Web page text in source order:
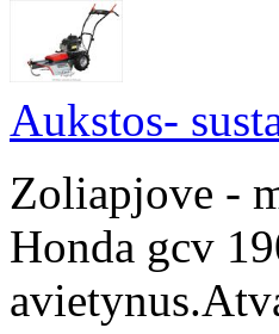
Aukstos-
Zoliapjove -
Honda gcv